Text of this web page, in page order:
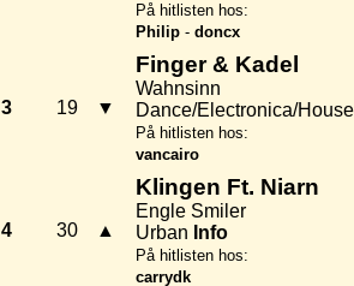
På hitlisten hos:
Philip - doncx
3 19 ▼
Finger & Kadel
Wahnsinn
Dance/Electronica/House
På hitlisten hos:
vancairo
4 30 ▲
Klingen Ft. Niarn
Engle Smiler
Urban Info
På hitlisten hos:
carrydk